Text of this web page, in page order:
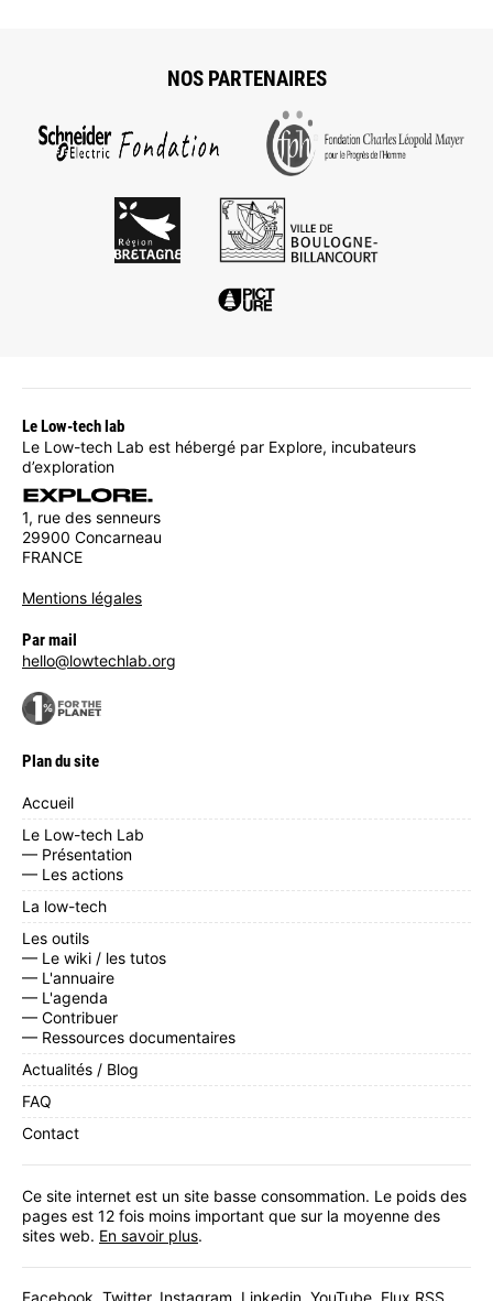
NOS PARTENAIRES
Le Low-tech lab
Le Low-tech Lab est hébergé par Explore, incubateurs
d’exploration
1, rue des senneurs
29900 Concarneau
FRANCE
Mentions légales
Par mail
hello@lowtechlab.org
Plan du site
Accueil
Le Low-tech Lab
— Présentation
— Les actions
La low-tech
Les outils
— Le wiki / les tutos
— L'annuaire
— L'agenda
— Contribuer
— Ressources documentaires
Actualités / Blog
FAQ
Contact
Ce site internet est un site basse consommation. Le poids des
pages est 12 fois moins important que sur la moyenne des
sites web. En savoir plus.